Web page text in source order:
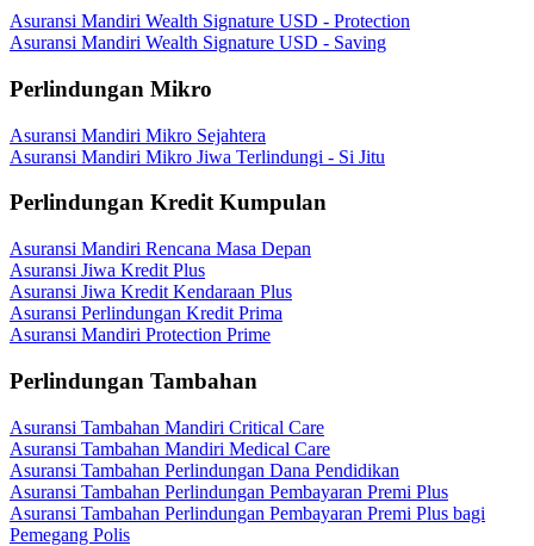
Asuransi Mandiri Wealth Signature USD - Protection
Asuransi Mandiri Wealth Signature USD - Saving
Perlindungan Mikro
Asuransi Mandiri Mikro Sejahtera
Asuransi Mandiri Mikro Jiwa Terlindungi - Si Jitu
Perlindungan Kredit Kumpulan
Asuransi Mandiri Rencana Masa Depan
Asuransi Jiwa Kredit Plus
Asuransi Jiwa Kredit Kendaraan Plus
Asuransi Perlindungan Kredit Prima
Asuransi Mandiri Protection Prime
Perlindungan Tambahan
Asuransi Tambahan Mandiri Critical Care
Asuransi Tambahan Mandiri Medical Care
Asuransi Tambahan Perlindungan Dana Pendidikan
Asuransi Tambahan Perlindungan Pembayaran Premi Plus
Asuransi Tambahan Perlindungan Pembayaran Premi Plus bagi
Pemegang Polis